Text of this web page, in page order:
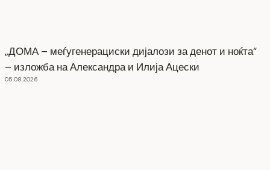
„ДОМА – меѓугенерациски дијалози за денот и ноќта“
– изложба на Александра и Илија Ацески
05.08.2026